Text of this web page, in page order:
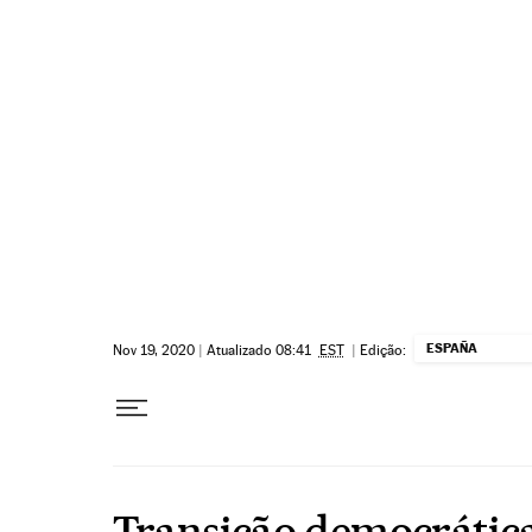
Nov 19, 2020 | Atualizado 08:41 EST | Edição: ESPAÑA